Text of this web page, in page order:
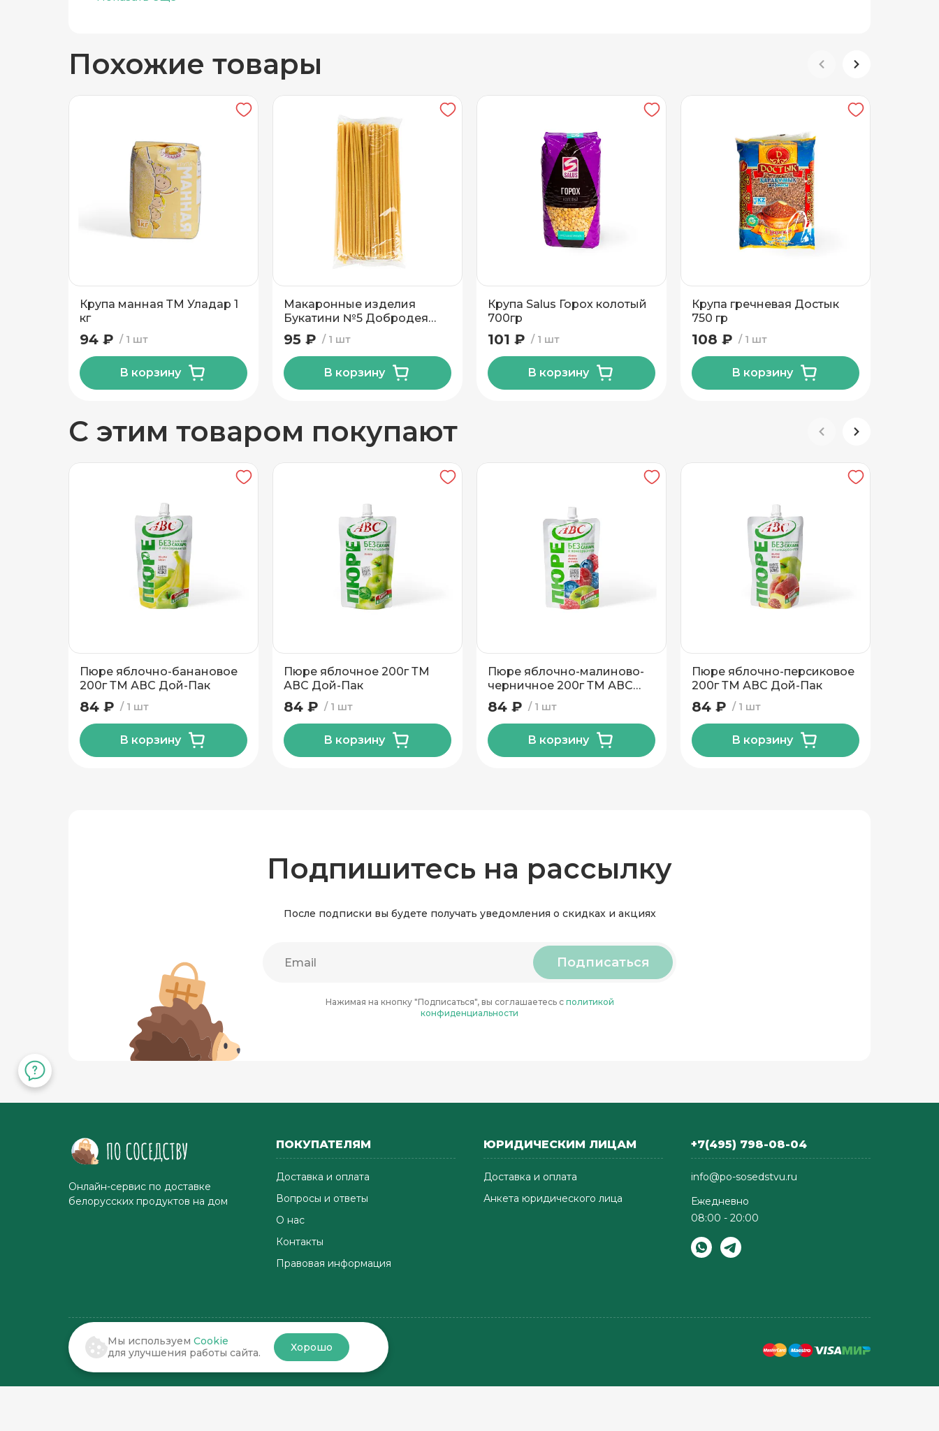
Целлофан
Похожие товары
Крупа манная ТМ Уладар 1
кг
1 шт
94 ₽
В корзину
Макаронные изделия
Букатини №5 Добродея
500 гр
1 шт
95 ₽
В корзину
Крупа Salus Горох колотый
700гр
1 шт
101 ₽
В корзину
Крупа гречневая Достык
750 гр
1 шт
108 ₽
В корзину
С этим товаром покупают
Пюре яблочно-банановое
200г ТМ АВС Дой-Пак
1 шт
84 ₽
В корзину
Пюре яблочное 200г ТМ
АВС Дой-Пак
1 шт
84 ₽
В корзину
Пюре яблочно-малиново-
черничное 200г ТМ АВС
Дой-Пак
1 шт
84 ₽
В корзину
Пюре яблочно-персиковое
200г ТМ АВС Дой-Пак
1 шт
84 ₽
В корзину
Подпишитесь на рассылку
После подписки вы будете получать уведомления о скидках и акциях
Подписаться
Нажимая на кнопку "Подписаться", вы соглашаетесь с политикой
конфиденциальности
Онлайн-сервис по доставке
белорусских продуктов на дом
ПОКУПАТЕЛЯМ
Доставка и оплата
Вопросы и ответы
О нас
Контакты
Правовая информация
ЮРИДИЧЕСКИМ ЛИЦАМ
Доставка и оплата
Анкета юридического лица
+7(495) 798-08-04
info@po-sosedstvu.ru
Ежедневно
08:00 - 20:00
© 2022-2026 . По соседству
Мы используем Cookie
для улучшения работы сайта.
Хорошо
Доставка Самовывоз
Частный дом
Подъезд
Добавить новый адрес